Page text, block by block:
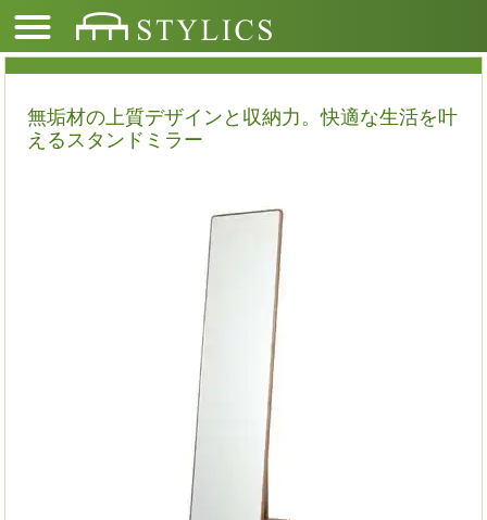
無垢材の上質デザインと収納力。快適な生活を叶
えるスタンドミラー